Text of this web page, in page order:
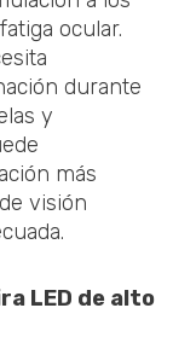
ocular.
durante
y
más
visión
LED de alto